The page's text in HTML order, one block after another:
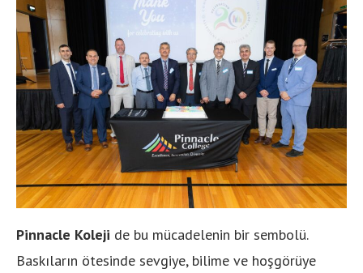
Pinnacle Koleji de bu mücadelenin bir sembolü.
Baskıların ötesinde sevgiye, bilime ve hoşgörüye